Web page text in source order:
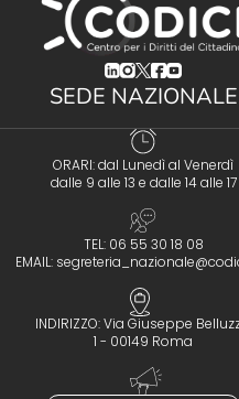
(opens in a new
(opens in a
(opens in a
(opens in
(opens
SEDE NAZIONALE
ORARI: dal Lunedì al Venerdì
dalle 9 alle 13 e dalle 14 alle 17
TEL: 06 55 30 18 08
EMAIL:
INDIRIZZO: Via Giuseppe
1 - 00149 Roma